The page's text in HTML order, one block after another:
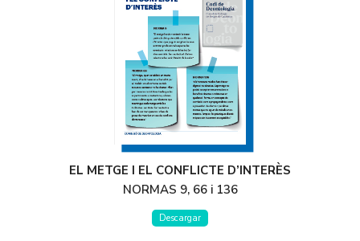
EL METGE I EL CONFLICTE D’INTERÈS
NORMAS 9, 66 i 136
Descargar